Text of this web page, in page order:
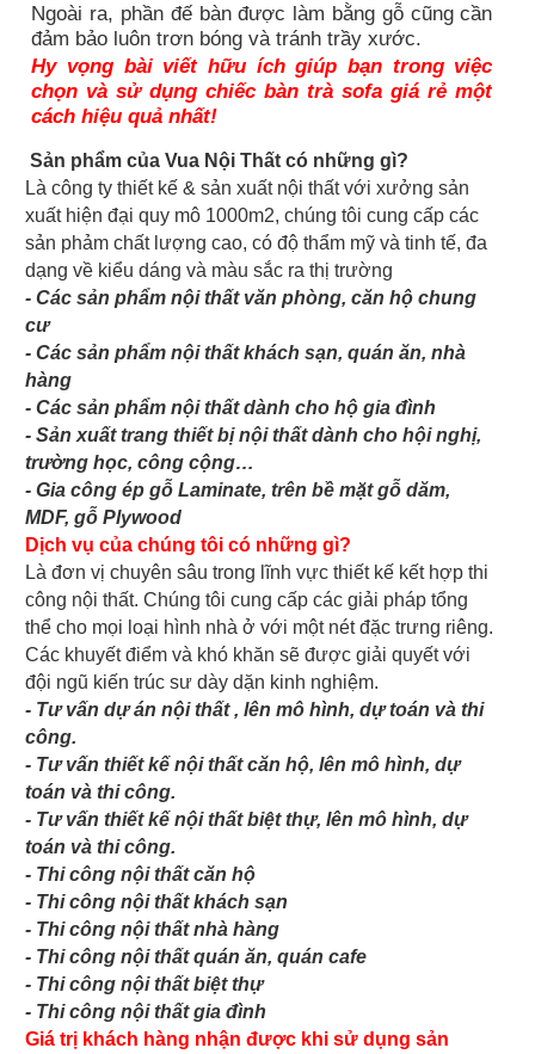
Ngoài ra, phần đế bàn được làm bằng gỗ cũng cần
đảm bảo luôn trơn bóng và tránh trầy xước.
Hy vọng bài viết hữu ích giúp bạn trong việc
chọn và sử dụng chiếc bàn trà sofa giá rẻ một
cách hiệu quả nhất!
Sản phẩm của Vua Nội Thất có những gì?
Là công ty thiết kế & sản xuất nội thất với xưởng sản
xuất hiện đại quy mô 1000m2, chúng tôi cung cấp các
sản phảm chất lượng cao, có độ thẩm mỹ và tinh tế, đa
dạng về kiểu dáng và màu sắc ra thị trường
- Các sản phẩm nội thất văn phòng, căn hộ chung
cư
- Các sản phẩm nội thất khách sạn, quán ăn, nhà
hàng
- Các sản phẩm nội thất dành cho hộ gia đình
- Sản xuất trang thiết bị nội thất dành cho hội nghị,
trường học, công cộng…
- Gia công ép gỗ Laminate, trên bề mặt gỗ dăm,
MDF, gỗ Plywood
Dịch vụ của chúng tôi có những gì?
Là đơn vị chuyên sâu trong lĩnh vực thiết kế kết hợp thi
công nội thất. Chúng tôi cung cấp các giải pháp tổng
thể cho mọi loại hình nhà ở với một nét đặc trưng riêng.
Các khuyết điểm và khó khăn sẽ được giải quyết với
đội ngũ kiến trúc sư dày dặn kinh nghiệm.
- Tư vấn dự án nội thất , lên mô hình, dự toán và thi
công.
- Tư vấn thiết kế nội thất căn hộ, lên mô hình, dự
toán và thi công.
- Tư vấn thiết kế nội thất biệt thự, lên mô hình, dự
toán và thi công.
- Thi công nội thất căn hộ
- Thi công nội thất khách sạn
- Thi công nội thất nhà hàng
- Thi công nội thất quán ăn, quán cafe
- Thi công nội thất biệt thự
- Thi công nội thất gia đình
Giá trị khách hàng nhận được khi sử dụng sản